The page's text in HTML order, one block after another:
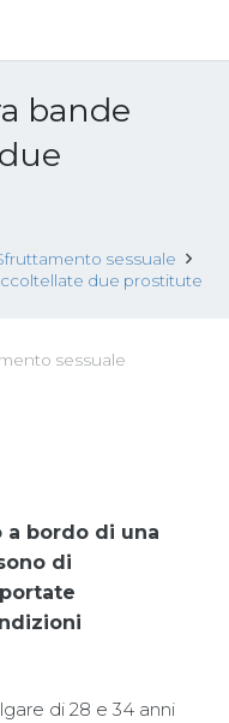
bande
sessuale
due prostitute
sessuale
a bordo di una
di
di 28 e 34 anni